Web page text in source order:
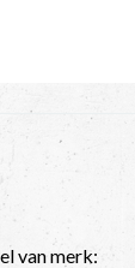
van merk: